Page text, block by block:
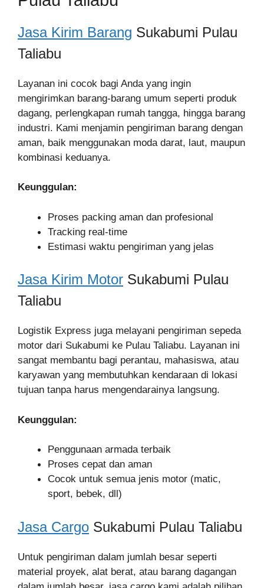
Jasa Kirim Barang Sukabumi Pulau
Taliabu
Layanan ini cocok bagi Anda yang ingin
mengirimkan barang-barang umum seperti produk
dagang, perlengkapan rumah tangga, hingga barang
industri. Kami menjamin pengiriman barang dengan
aman, baik menggunakan moda darat, laut, maupun
kombinasi keduanya.
Keunggulan:
Proses packing aman dan profesional
Tracking real-time
Estimasi waktu pengiriman yang jelas
Jasa Kirim Motor Sukabumi Pulau
Taliabu
Logistik Express juga melayani pengiriman sepeda
motor dari Sukabumi ke Pulau Taliabu. Layanan ini
sangat membantu bagi perantau, mahasiswa, atau
karyawan yang membutuhkan kendaraan di lokasi
tujuan tanpa harus mengendarainya langsung.
Keunggulan:
Penggunaan armada terbaik
Proses cepat dan aman
Cocok untuk semua jenis motor (matic,
sport, bebek, dll)
Jasa Cargo Sukabumi Pulau Taliabu
Untuk pengiriman dalam jumlah besar seperti
material proyek, alat berat, atau barang dagangan